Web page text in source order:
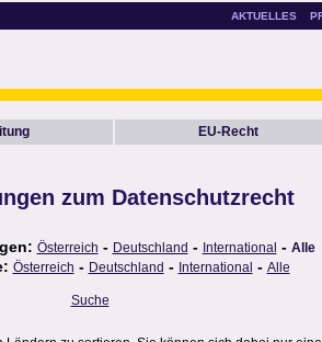
AKTUELLES
EU-Recht
zum Datenschutzrecht
Österreich - Deutschland - International - Alle
Österreich - Deutschland - International - Alle
Suche